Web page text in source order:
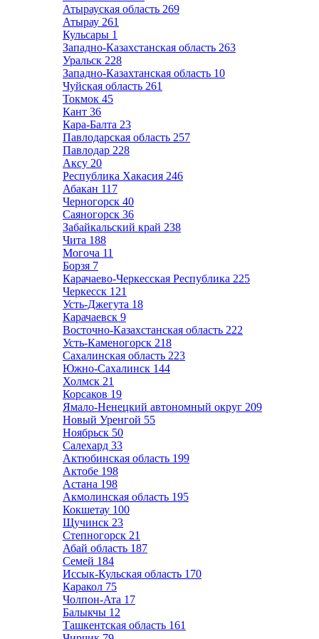
Атырауская область 269
Атырау 261
Кульсары 1
Западно-Казахстанская область 263
Уральск 228
Западно-Казахтанская область 10
Чуйская область 261
Токмок 45
Кант 36
Кара-Балта 23
Павлодарская область 257
Павлодар 228
Аксу 20
Республика Хакасия 246
Абакан 117
Черногорск 40
Саяногорск 36
Забайкальский край 238
Чита 188
Могоча 11
Борзя 7
Карачаево-Черкесская Республика 225
Черкесск 121
Усть-Джегута 18
Карачаевск 9
Восточно-Казахстанская область 222
Усть-Каменогорск 218
Сахалинская область 223
Южно-Сахалинск 144
Холмск 21
Корсаков 19
Ямало-Ненецкий автономный округ 209
Новый Уренгой 55
Ноябрьск 50
Салехард 33
Актюбинская область 199
Актобе 198
Астана 198
Акмолинская область 195
Кокшетау 100
Щучинск 23
Степногорск 21
Абай область 187
Семей 184
Иссык-Кульская область 170
Каракол 75
Чолпон-Ата 17
Балыкчы 12
Ташкентская область 161